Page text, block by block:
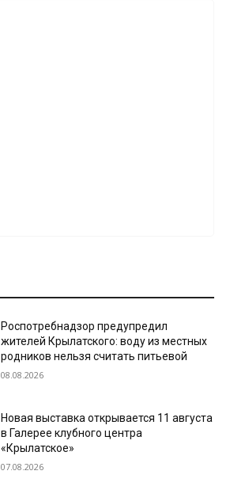
Роспотребнадзор предупредил
жителей Крылатского: воду из местных
родников нельзя считать питьевой
08.08.2026
Новая выставка открывается 11 августа
в Галерее клубного центра
«Крылатское»
07.08.2026